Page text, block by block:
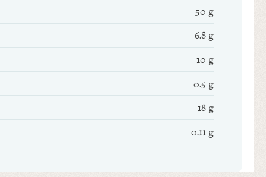
50 g
6.8 g
10 g
0.5 g
18 g
0.11 g